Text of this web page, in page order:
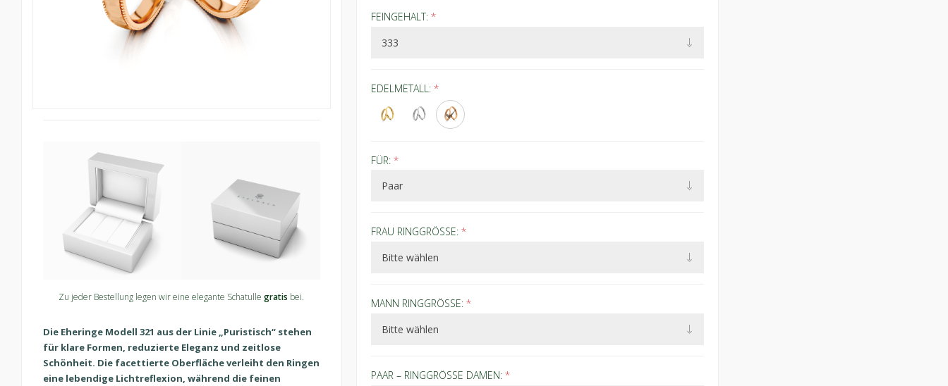
Zu jeder Bestellung legen wir eine elegante Schatullegratis bei.
Die Eheringe Modell 321 aus der Linie „Puristisch“ stehen
für klare Formen, reduzierte Eleganz und zeitlose
Schönheit. Die facettierte Oberfläche verleiht den Ringen
eine lebendige Lichtreflexion, während die feinen
FEINGEHALT: *
EDELMETALL: *
FÜR: *
FRAU RINGGRÖSSE: *
MANN RINGGRÖSSE: *
PAAR – RINGGRÖSSE DAMEN: *